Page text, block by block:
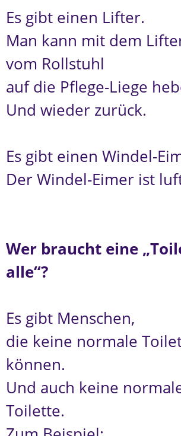
Es gibt einen Lifter.
Man kann mit dem
vom Rollstuhl
auf die Pflege-Liege
Und wieder zurück.
Es gibt einen Windel-
Der Windel-Eimer ist
Wer braucht eine
alle“?
Es gibt Menschen,
die keine normale
können.
Und auch keine
Toilette.